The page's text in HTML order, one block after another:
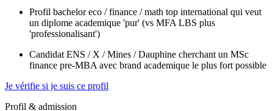
Profil bachelor eco / finance / math top international qui veut
un diplome academique 'pur' (vs MFA LBS plus
'professionalisant')
Candidat ENS / X / Mines / Dauphine cherchant un MSc
finance pre-MBA avec brand academique le plus fort possible
Je vérifie si je suis ce profil
Profil & admission